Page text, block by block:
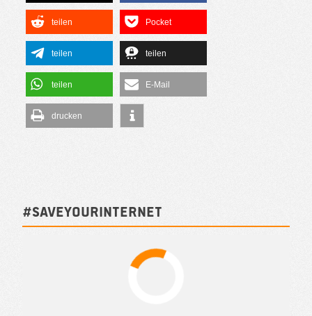
teilen Pocket
teilen teilen
teilen E-Mail
drucken
#SAVEYOURINTERNET